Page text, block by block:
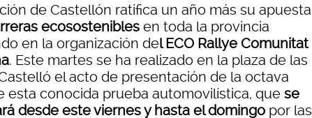
de Castellón ratifica un año más su apuesta
ecosostenibles en toda la provincia
en la organización del ECO Rallye Comunitat
. Este martes se ha realizado en la plaza de las
el acto de presentación de la octava
esta conocida prueba automovilística, que se
desde este viernes y hasta el domingo por las